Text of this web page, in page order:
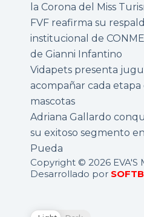
la Corona del Miss
FVF reafirma su
institucional de
de Gianni Infantino
Vidapets presenta
acompañar cada etapa
mascotas
Adriana Gallardo
su exitoso segmento
Pueda
Copyright © 2026 EVA'S
Desarrollado por